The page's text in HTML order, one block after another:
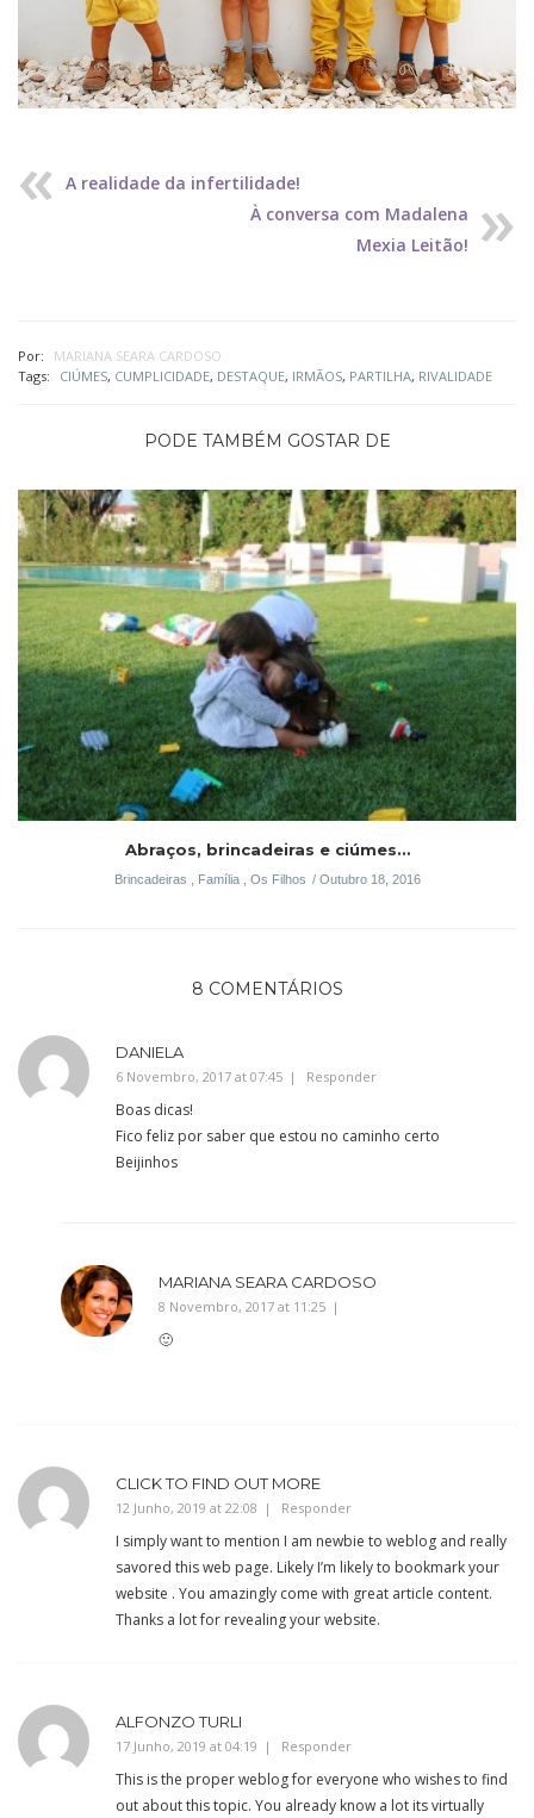
A realidade da infertilidade!
À conversa com Madalena
Mexia Leitão!
Por:
MARIANA SEARA CARDOSO
Tags:
CIÚMES, CUMPLICIDADE, DESTAQUE, IRMÃOS, PARTILHA, RIVALIDADE
PODE TAMBÉM GOSTAR DE
Abraços, brincadeiras e ciúmes…
Brincadeiras Família, Os Filhos Outubro 18, 2016
8 COMENTÁRIOS
DANIELA
6 Novembro, 2017 at 07:45 Responder
Boas dicas!
Fico feliz por saber que estou no caminho certo
Beijinhos
MARIANA SEARA CARDOSO
8 Novembro, 2017 at 11:25
🙂
CLICK TO FIND OUT MORE
12 Junho, 2019 at 22:08 Responder
I simply want to mention I am newbie to weblog and really
savored this web page. Likely I’m likely to bookmark your
website . You amazingly come with great article content.
Thanks a lot for revealing your website.
ALFONZO TURLI
17 Junho, 2019 at 04:19 Responder
This is the proper weblog for everyone who wishes to find
out about this topic. You already know a lot its virtually